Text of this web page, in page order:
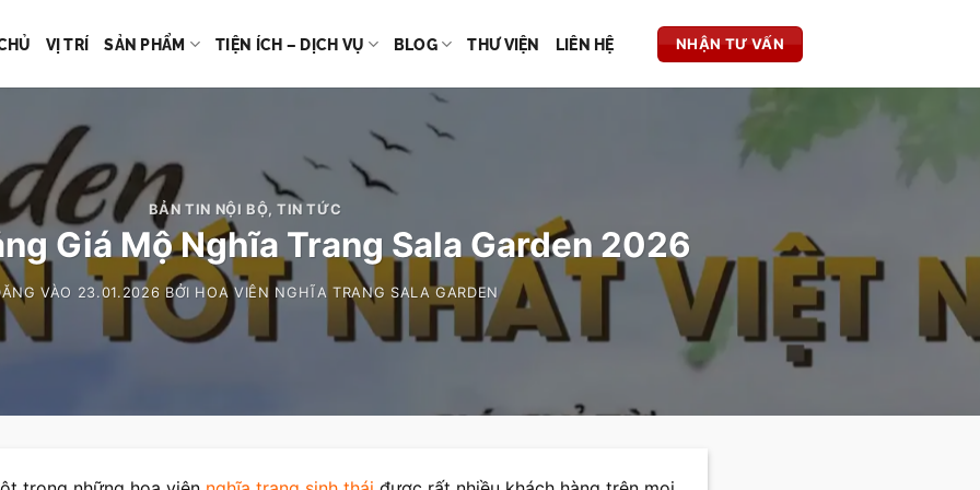
VỊ TRÍ SẢN PHẨM TIỆN ÍCH – DỊCH VỤ BLOG THƯ VIỆN LIÊN HỆ NHẬN TƯ VẤN
BẢN TIN NỘI BỘ, TIN TỨC
Giá Mộ Nghĩa Trang Sala Garden 2026
VÀO 23.01.2026 BỞI HOA VIÊN NGHĨA TRANG SALA GARDEN